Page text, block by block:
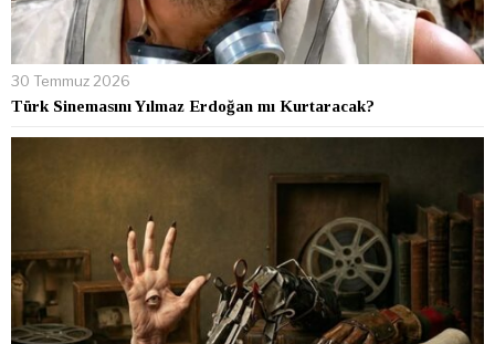
30 Temmuz 2026
Türk Sinemasını Yılmaz Erdoğan mı Kurtaracak?